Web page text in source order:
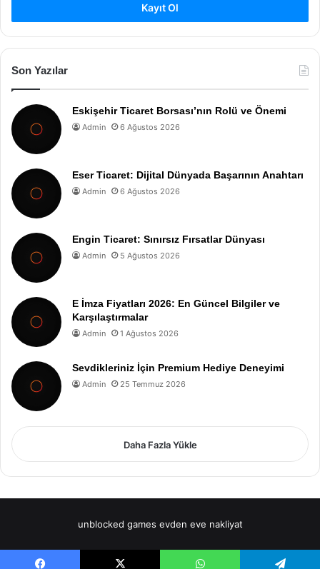
Kayıt Ol
Son Yazılar
Eskişehir Ticaret Borsası’nın Rolü ve Önemi
Admin 6 Ağustos 2026
Eser Ticaret: Dijital Dünyada Başarının Anahtarı
Admin 6 Ağustos 2026
Engin Ticaret: Sınırsız Fırsatlar Dünyası
Admin 5 Ağustos 2026
E İmza Fiyatları 2026: En Güncel Bilgiler ve
Karşılaştırmalar
Admin 1 Ağustos 2026
Sevdikleriniz İçin Premium Hediye Deneyimi
Admin 25 Temmuz 2026
Daha Fazla Yükle
unblocked games evden eve nakliyat